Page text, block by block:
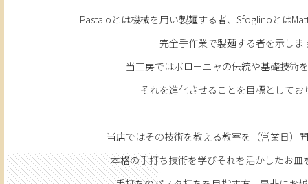
Pastaioとは機械を用い製麺する者、Sfoglinoとは
完全手作業で製麺する者を示しま
当工房ではボローニャの伝統や基礎技術
それを進化させることを目標としてお
当店ではその技術を教える教室を（営業日）
本格の手打ち技術を学びそれを活かしたお皿